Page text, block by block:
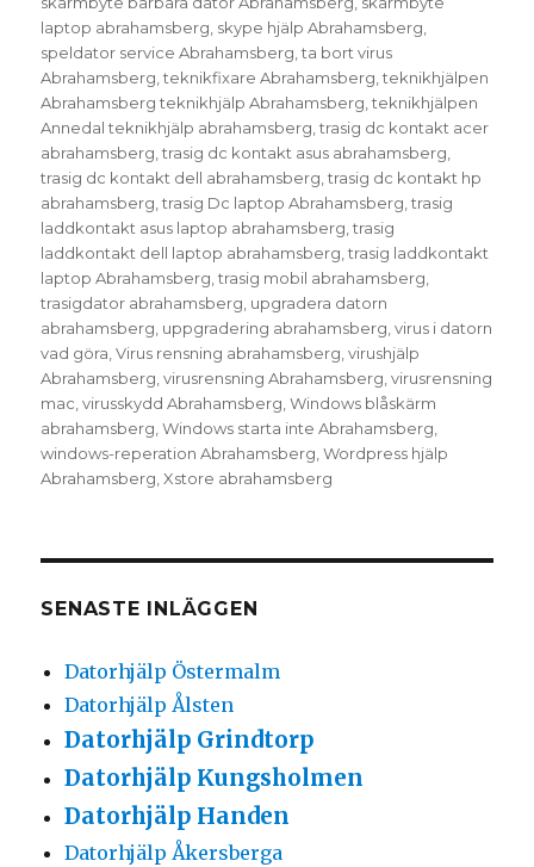
laptop abrahamsberg skype hjälp Abrahamsberg
speldator service Abrahamsberg ,ta bort virus
Abrahamsberg ,teknikfixare Abrahamsberg ,teknikhjälpen
Abrahamsberg teknikhjälp Abrahamsberg ,teknikhjälpen
Annedal teknikhjälp abrahamsberg ,trasig dc kontakt acer
abrahamsberg ,trasig dc kontakt asus abrahamsberg
trasig dc kontakt dell abrahamsberg ,trasig dc kontakt hp
abrahamsberg ,trasig Dc laptop Abrahamsberg ,trasig
laddkontakt asus laptop abrahamsberg ,trasig
laddkontakt dell laptop abrahamsberg ,trasig laddkontakt
laptop Abrahamsberg ,trasig mobil abrahamsberg
trasigdator abrahamsberg upgradera datorn
abrahamsberg uppgradering abrahamsberg ,virus i datorn
vad göra ,Virus rensning abrahamsberg ,virushjälp
Abrahamsberg ,virusrensning Abrahamsberg ,virusrensning
mac ,virusskydd Abrahamsberg ,Windows blåskärm
abrahamsberg ,Windows starta inte Abrahamsberg
windows-reperation Abrahamsberg ,Wordpress hjälp
Abrahamsberg ,Xstore abrahamsberg
SENASTE INLÄGGEN
Datorhjälp Östermalm
Datorhjälp Ålsten
Datorhjälp Grindtorp
Datorhjälp Kungsholmen
Datorhjälp Handen
Datorhjälp Åkersberga